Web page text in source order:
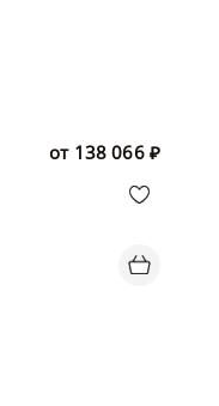
от 138 066 ₽